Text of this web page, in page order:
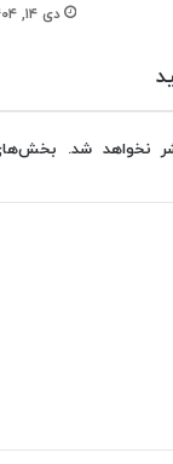
دی ۱۴, ۱۴۰۴
نخواهد شد.